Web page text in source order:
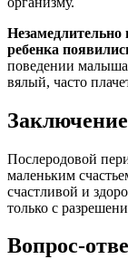
ребенка
поведении малыша
вялый, часто
Заключение
Послеродовой
маленьким
счастливой и
только с
Вопрос-